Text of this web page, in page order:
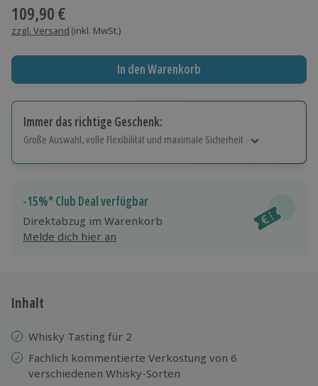
109,90 €
zzgl. Versand (inkl. MwSt.)
In den Warenkorb
Immer das richtige Geschenk:
Große Auswahl, volle Flexibilität und maximale Sicherheit
Jeder Gutschein für alle Erlebnisse einlösbar.
Maximale Sicherheit
10 Jahre gültig & verlängerbar.
-15%* Club Deal verfügbar
Direktabzug im Warenkorb
Melde dich hier an
Inhalt
Whisky Tasting für 2
Fachlich kommentierte Verkostung von 6
verschiedenen Whisky-Sorten